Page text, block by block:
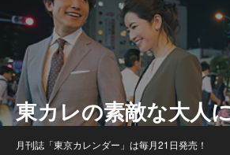
東カレの素敵な大人
月刊誌「東京カレンダー」は毎月21日発売！